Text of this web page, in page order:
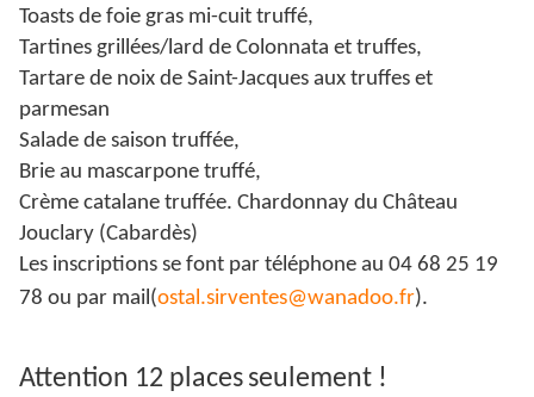
Toasts de foie gras mi-cuit truffé,
Tartines grillées/lard de Colonnata et truffes,
Tartare de noix de Saint-Jacques aux truffes et
parmesan
Salade de saison truffée,
Brie au mascarpone truffé,
Crème catalane truffée. Chardonnay du Château
Jouclary (Cabardès)
Les inscriptions se font par téléphone au 04 68 25 19
78 ou par mail(ostal.sirventes@wanadoo.fr).
Attention 12 places seulement !